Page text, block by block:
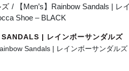
/ 【Men’s】Rainbow Sandals | レ
Shoe – BLACK
| レインボーサンダルズ
Sandals | レインボーサンダ